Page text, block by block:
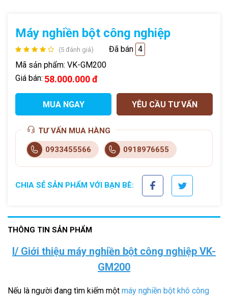
Máy nghiền bột công nghiệp
(5 đánh giá) Đã bán 4
Mã sản phẩm: VK-GM200
Giá bán: 58.000.000 đ
MUA NGAY YÊU CẦU TƯ VẤN
TƯ VẤN MUA HÀNG
0933455566 0918976655
CHIA SẺ SẢN PHẨM VỚI BẠN BÈ:
THÔNG TIN SẢN PHẨM
I/ Giới thiệu máy nghiền bột công nghiệp VK-
GM200
Nếu là người đang tìm kiếm một máy nghiền bột khô công